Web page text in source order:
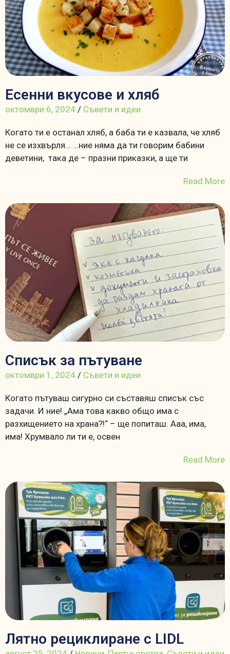
Есенни вкусове и хляб
октомври 6, 2024 / Съвети и идеи
Когато ти е останал хляб, а баба ти е казвала, че хляб
не се изхвърля… …ние няма да ти говорим бабини
деветини, така де – празни приказки, а ще ти
Read More
Списък за пътуване
октомври 1, 2024 / Съвети и идеи
Когато пътуваш сигурно си съставяш списък със
задачи. И ние! „Ама това какво общо има с
разхищението на храна?!“ – ще попиташ. Ааа, има,
има! Хрумвало ли ти е, освен
Read More
Лятно рециклиране с LIDL